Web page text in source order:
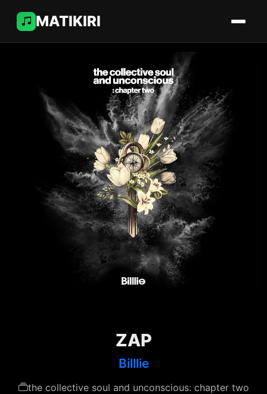
MATIKIRI
ZAP
Billlie
the collective soul and unconscious: chapter two